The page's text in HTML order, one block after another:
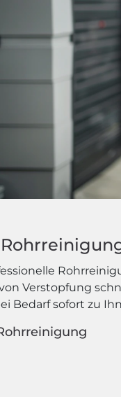
Verstopfung
Bedarf sofort zu